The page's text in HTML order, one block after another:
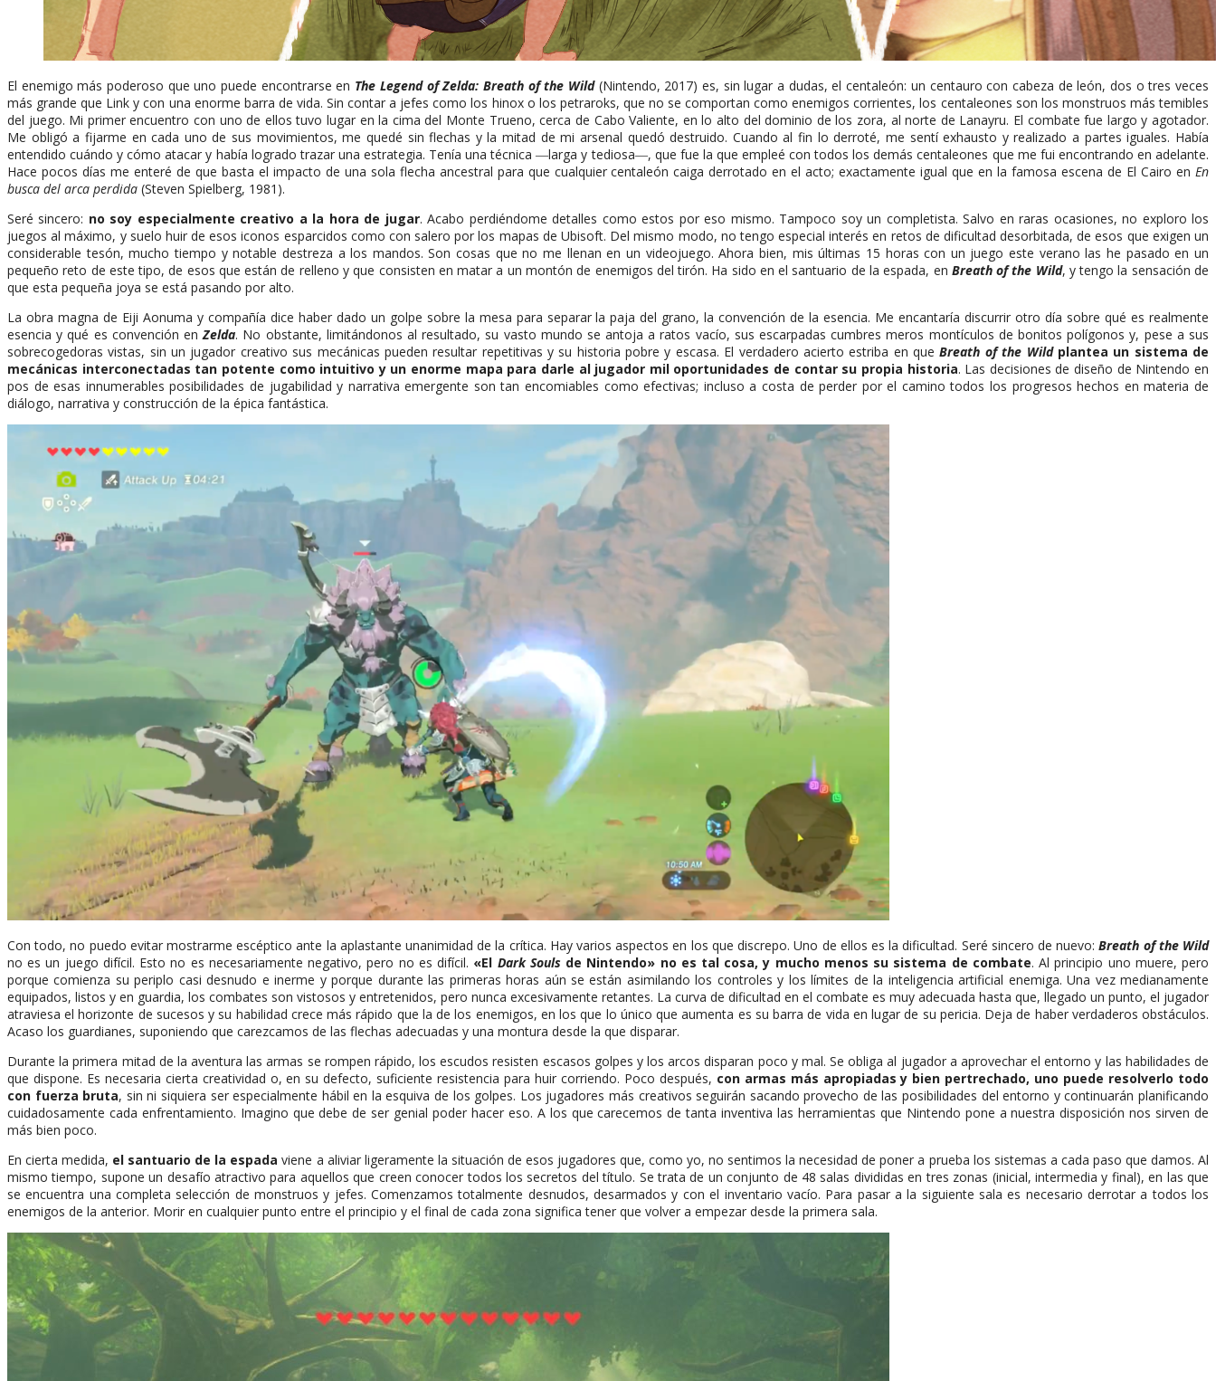
El enemigo más poderoso que uno puede encontrarse en The Legend of Zelda: Breath of the Wild(Nintendo, 2017) es, sin lugar a dudas, el centaleón: un centauro con cabeza de león, dos o tres veces
más grande que Link y con una enorme barra de vida. Sin contar a jefes como los hinox o los petraroks, que no se comportan como enemigos corrientes, los centaleones son los monstruos más temibles
del juego. Mi primer encuentro con uno de ellos tuvo lugar en la cima del Monte Trueno, cerca de Cabo Valiente, en lo alto del dominio de los zora, al norte de Lanayru. El combate fue largo y agotador.
Me obligó a fijarme en cada uno de sus movimientos, me quedé sin flechas y la mitad de mi arsenal quedó destruido. Cuando al fin lo derroté, me sentí exhausto y realizado a partes iguales. Había
entendido cuándo y cómo atacar y había logrado trazar una estrategia. Tenía una técnica ―larga y tediosa―, que fue la que empleé con todos los demás centaleones que me fui encontrando en adelante.
Hace pocos días me enteré de que basta el impacto de una sola flecha ancestral para que cualquier centaleón caiga derrotado en el acto; exactamente igual que en la famosa escena de El Cairo en En
busca del arca perdida (Steven Spielberg, 1981).
Seré sincero: no soy especialmente creativo a la hora de jugar. Acabo perdiéndome detalles como estos por eso mismo. Tampoco soy un completista. Salvo en raras ocasiones, no exploro los
juegos al máximo, y suelo huir de esos iconos esparcidos como con salero por los mapas de Ubisoft. Del mismo modo, no tengo especial interés en retos de dificultad desorbitada, de esos que exigen un
considerable tesón, mucho tiempo y notable destreza a los mandos. Son cosas que no me llenan en un videojuego. Ahora bien, mis últimas 15 horas con un juego este verano las he pasado en un
pequeño reto de este tipo, de esos que están de relleno y que consisten en matar a un montón de enemigos del tirón. Ha sido en el santuario de la espada, en Breath of the Wild, y tengo la sensación de
que esta pequeña joya se está pasando por alto.
La obra magna de Eiji Aonuma y compañía dice haber dado un golpe sobre la mesa para separar la paja del grano, la convención de la esencia. Me encantaría discurrir otro día sobre qué es realmente
esencia y qué es convención enZelda. No obstante, limitándonos al resultado, su vasto mundo se antoja a ratos vacío, sus escarpadas cumbres meros montículos de bonitos polígonos y, pese a sus
sobrecogedoras vistas, sin un jugador creativo sus mecánicas pueden resultar repetitivas y su historia pobre y escasa. El verdadero acierto estriba en queBreath of the Wild plantea un sistema de
mecánicas interconectadas tan potente como intuitivo y un enorme mapa para darle al jugador mil oportunidades de contar su propia historia. Las decisiones de diseño de Nintendo en
pos de esas innumerables posibilidades de jugabilidad y narrativa emergente son tan encomiables como efectivas; incluso a costa de perder por el camino todos los progresos hechos en materia de
diálogo, narrativa y construcción de la épica fantástica.
Con todo, no puedo evitar mostrarme escéptico ante la aplastante unanimidad de la crítica. Hay varios aspectos en los que discrepo. Uno de ellos es la dificultad. Seré sincero de nuevo:Breath of the Wild
no es un juego difícil. Esto no es necesariamente negativo, pero no es difícil. «El Dark Souls de Nintendo» no es tal cosa, y mucho menos su sistema de combate. Al principio uno muere, pero
porque comienza su periplo casi desnudo e inerme y porque durante las primeras horas aún se están asimilando los controles y los límites de la inteligencia artificial enemiga. Una vez medianamente
equipados, listos y en guardia, los combates son vistosos y entretenidos, pero nunca excesivamente retantes. La curva de dificultad en el combate es muy adecuada hasta que, llegado un punto, el jugador
atraviesa el horizonte de sucesos y su habilidad crece más rápido que la de los enemigos, en los que lo único que aumenta es su barra de vida en lugar de su pericia. Deja de haber verdaderos obstáculos.
Acaso los guardianes, suponiendo que carezcamos de las flechas adecuadas y una montura desde la que disparar.
Durante la primera mitad de la aventura las armas se rompen rápido, los escudos resisten escasos golpes y los arcos disparan poco y mal. Se obliga al jugador a aprovechar el entorno y las habilidades de
que dispone. Es necesaria cierta creatividad o, en su defecto, suficiente resistencia para huir corriendo. Poco después, con armas más apropiadas y bien pertrechado, uno puede resolverlo todo
con fuerza bruta, sin ni siquiera ser especialmente hábil en la esquiva de los golpes. Los jugadores más creativos seguirán sacando provecho de las posibilidades del entorno y continuarán planificando
cuidadosamente cada enfrentamiento. Imagino que debe de ser genial poder hacer eso. A los que carecemos de tanta inventiva las herramientas que Nintendo pone a nuestra disposición nos sirven de
más bien poco.
En cierta medida, el santuario de la espada viene a aliviar ligeramente la situación de esos jugadores que, como yo, no sentimos la necesidad de poner a prueba los sistemas a cada paso que damos. Al
mismo tiempo, supone un desafío atractivo para aquellos que creen conocer todos los secretos del título. Se trata de un conjunto de 48 salas divididas en tres zonas (inicial, intermedia y final), en las que
se encuentra una completa selección de monstruos y jefes. Comenzamos totalmente desnudos, desarmados y con el inventario vacío. Para pasar a la siguiente sala es necesario derrotar a todos los
enemigos de la anterior. Morir en cualquier punto entre el principio y el final de cada zona significa tener que volver a empezar desde la primera sala.